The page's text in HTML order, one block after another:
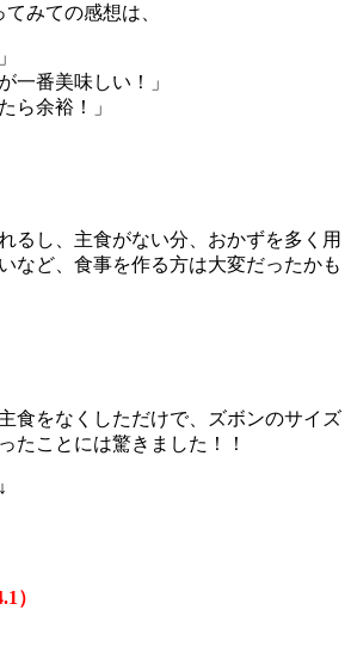
みての感想は、
一番美味しい！」
ら余裕！」
るし、主食がない分、おかずを多く用
など、食事を作る方は大変だったかも
食をなくしただけで、ズボンのサイズ
たことには驚きました！！
）